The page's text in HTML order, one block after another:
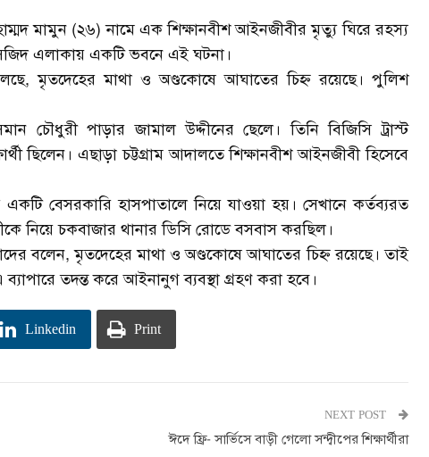
মামুন (২৬) নামে এক শিক্ষানবীশ আইনজীবীর মৃত্যু ঘিরে রহস্য
এলাকায় একটি ভবনে এই ঘটনা।
মৃতদেহের মাথা ও অণ্ডকোষে আঘাতের চিহ্ন রয়েছে। পুলিশ
চৌধুরী পাড়ার জামাল উদ্দীনের ছেলে। তিনি বিজিসি ট্রাস্ট
ছিলেন। এছাড়া চট্টগ্রাম আদালতে শিক্ষানবীশ আইনজীবী হিসেবে
বেসরকারি হাসপাতালে নিয়ে যাওয়া হয়। সেখানে কর্তব্যরত
নিয়ে চকবাজার থানার ডিসি রোডে বসবাস করছিল।
বলেন, মৃতদেহের মাথা ও অণ্ডকোষে আঘাতের চিহ্ন রয়েছে। তাই
তদন্ত করে আইনানুগ ব্যবস্থা গ্রহণ করা হবে।
Linkedin Print
NEXT POST
ঈদে ফ্রি- সার্ভিসে বাড়ী গেলো সন্দ্বীপের শিক্ষার্থীরা